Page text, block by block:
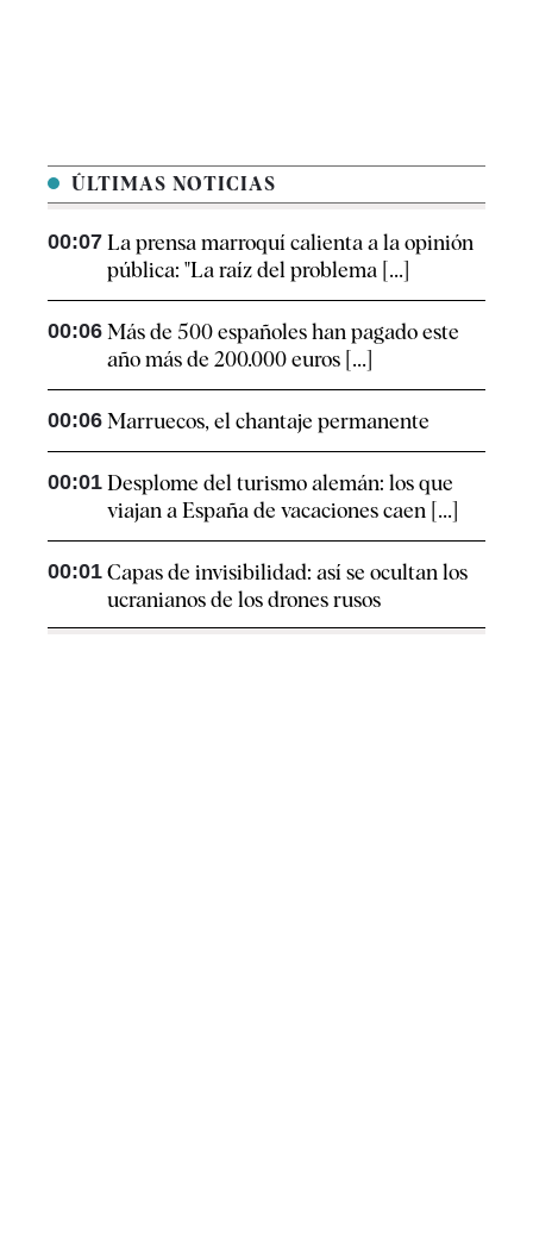
ÚLTIMAS NOTICIAS
00:07 La prensa marroquí calienta a la opinión
pública: "La raíz del problema [...]
00:06 Más de 500 españoles han pagado este
año más de 200.000 euros [...]
00:06 Marruecos, el chantaje permanente
00:01 Desplome del turismo alemán: los que
viajan a España de vacaciones caen [...]
00:01 Capas de invisibilidad: así se ocultan los
ucranianos de los drones rusos